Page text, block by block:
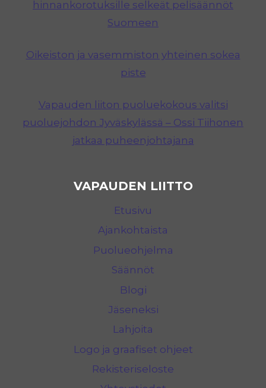
hinnankorotuksille selkeät pelisäännöt
Suomeen
Oikeiston ja vasemmiston yhteinen sokea
piste
Vapauden liiton puoluekokous valitsi
puoluejohdon Jyväskylässä – Ossi Tiihonen
jatkaa puheenjohtajana
VAPAUDEN LIITTO
Etusivu
Ajankohtaista
Puolueohjelma
Säännöt
Blogi
Jäseneksi
Lahjoita
Logo ja graafiset ohjeet
Rekisteriseloste